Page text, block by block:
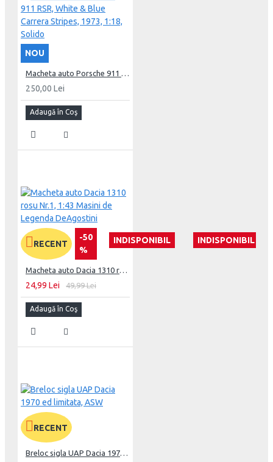
NOU
250,00 Lei
Adaugă în Coş
RECENT
-50
%
INDISPONIBIL INDISPONIBIL
24,99 Lei 49,99 Lei
Adaugă în Coş
RECENT